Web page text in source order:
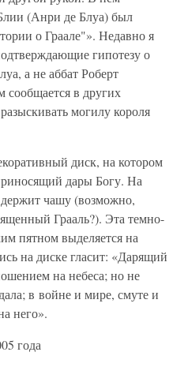
(Анри де Блуа) был
о Граале"». Недавно я
гипотезу о
а не аббат Роберт
сообщается в других
могилу короля
диск, на котором
дары Богу. На
держит чашу (возможно,
Грааль?). Эта темно-
пятном выделяется на
на диске гласит: «Дарящий
на небеса; но не
в войне и мире, смуте и
него».
года